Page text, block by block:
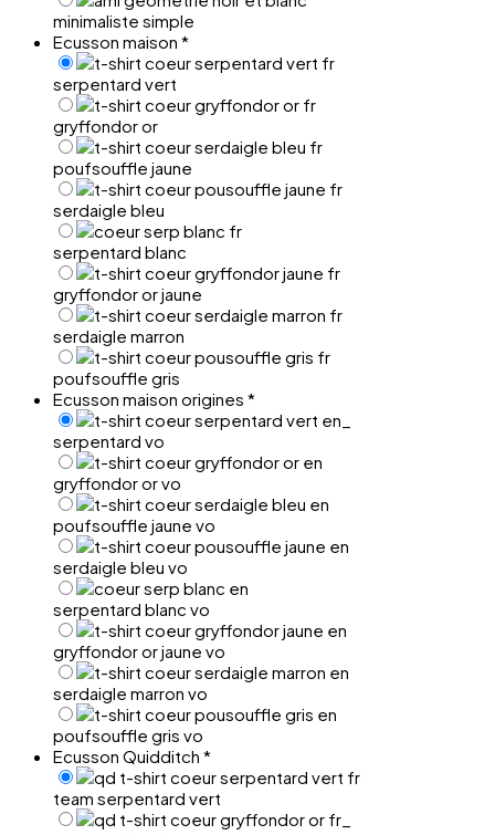
minimaliste simple
Ecusson maison *
serpentard vert
gryffondor or
poufsouffle jaune
serdaigle bleu
serpentard blanc
gryffondor or jaune
serdaigle marron
poufsouffle gris
Ecusson maison origines *
serpentard vo
gryffondor or vo
poufsouffle jaune vo
serdaigle bleu vo
serpentard blanc vo
gryffondor or jaune vo
serdaigle marron vo
poufsouffle gris vo
Ecusson Quidditch *
team serpentard vert